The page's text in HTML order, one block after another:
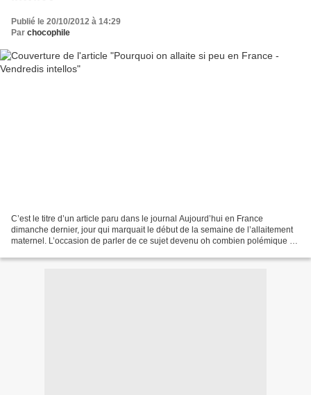
Publié le 20/10/2012 à 14:29
Par chocophile
C’est le titre d’un article paru dans le journal Aujourd’hui en France
dimanche dernier, jour qui marquait le début de la semaine de l’allaitement
maternel. L’occasion de parler de ce sujet devenu oh combien polémique et